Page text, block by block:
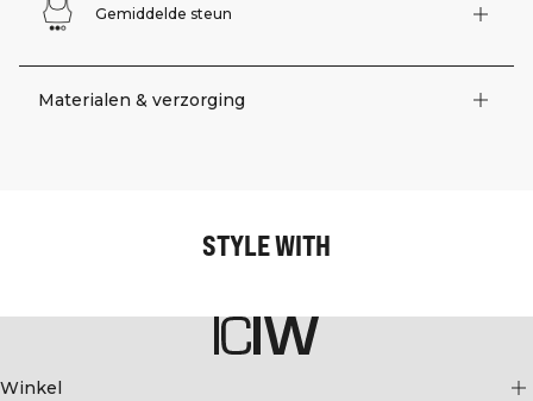
Gemiddelde steun
Materialen & verzorging
STYLE WITH
Winkel